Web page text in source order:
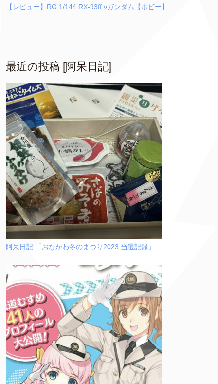
【レビュー】RG 1/144 RX-93ff νガンダム【ホビー】
最近の投稿 [阿呆日記]
阿呆日記 「おながわ冬のまつり2023 当選記録」